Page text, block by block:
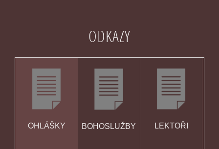
ODKAZY
OHLÁŠKY BOHOSLUŽBY
LEKTOŘI